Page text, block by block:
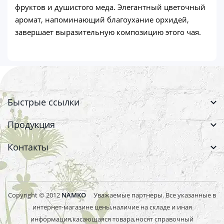
фруктов и душистого меда. Элегантный цветочный
аромат, напоминающий благоухание орхидей,
завершает выразительную композицию этого чая.
Быстрые ссылки
Продукция
Контакты
Copyright © 2012 NAMKO Уважаемые партнеры. Все указанные в
интернет-магазине цены,наличие на складе и иная
информация,касающаяся товара,носят справочный